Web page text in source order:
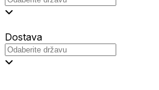
Dostava